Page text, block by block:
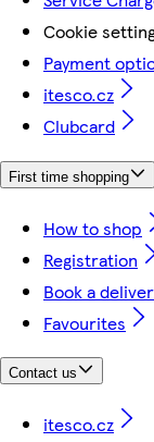
Cookie
Payment
itesco.cz
Clubcard
First time shopping
How to shop
Registration
Book a
Favourites
Contact us
itesco.cz